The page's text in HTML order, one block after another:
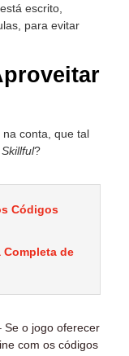
escrito,
para evitar
conta, que tal
Skillful?
Códigos
Completa de
Se o jogo oferecer
com os códigos